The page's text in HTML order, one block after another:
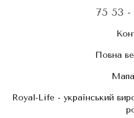
75 53
Повна
Royal-Life - український